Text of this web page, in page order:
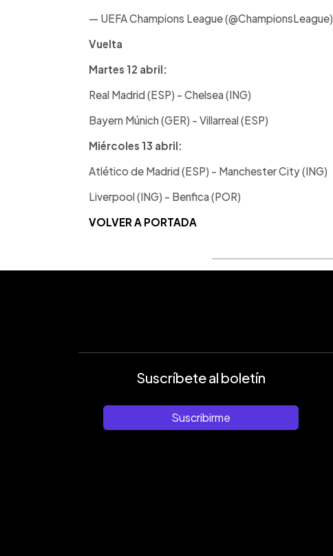
— UEFA Champions League (@ChampionsLeague)
Vuelta
Martes 12 abril:
Real Madrid (ESP) - Chelsea (ING)
Bayern Múnich (GER) - Villarreal (ESP)
Miércoles 13 abril:
Atlético de Madrid (ESP) - Manchester City (ING)
Liverpool (ING) - Benfica (POR)
VOLVER A PORTADA
Suscríbete al boletín
Suscribirme